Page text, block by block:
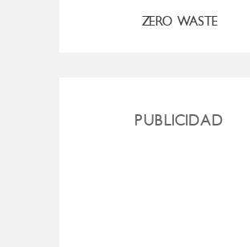
ZERO WASTE
PUBLICIDAD